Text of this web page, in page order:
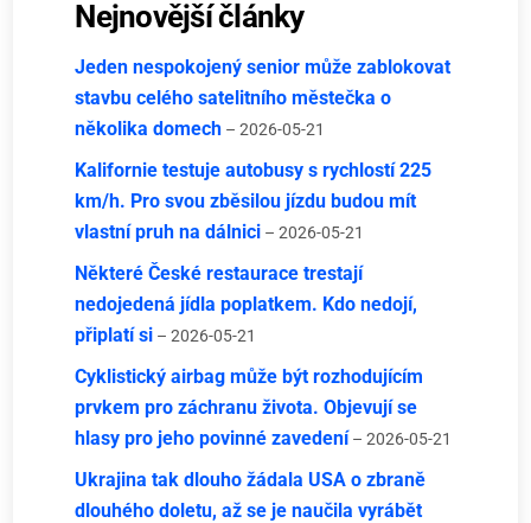
Nejnovější články
Jeden nespokojený senior může zablokovat
stavbu celého satelitního městečka o
několika domech – 2026-05-21
Kalifornie testuje autobusy s rychlostí 225
km/h. Pro svou zběsilou jízdu budou mít
vlastní pruh na dálnici – 2026-05-21
Některé České restaurace trestají
nedojedená jídla poplatkem. Kdo nedojí,
připlatí si – 2026-05-21
Cyklistický airbag může být rozhodujícím
prvkem pro záchranu života. Objevují se
hlasy pro jeho povinné zavedení – 2026-05-21
Ukrajina tak dlouho žádala USA o zbraně
dlouhého doletu, až se je naučila vyrábět